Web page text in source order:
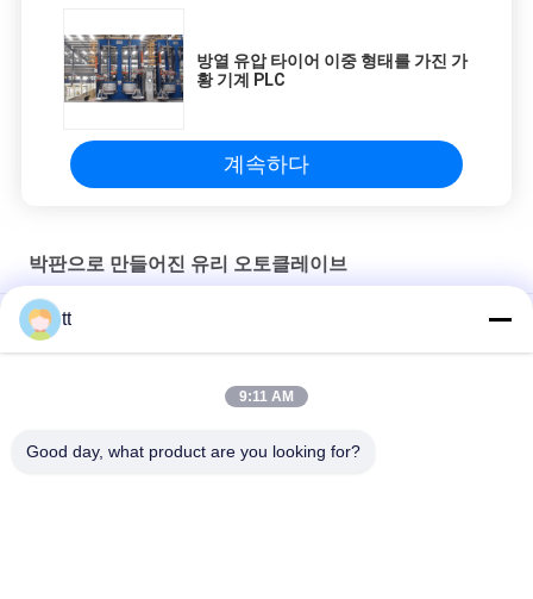
방열 유압 타이어 이중 형태를 가진 가
황 기계 PLC
계속하다
박판으로 만들어진 유리 오토클레이브
PLC 관제사를 가진 박판으로 만들어진 유리를 위한 완전히 자동적
화학제품 박판으로 만들어진 유리 오토클레이브
대규모 증기 유리제 박판으로 만드는 오토클레이브
tt
9:11 AM
Good day, what product are you looking for?